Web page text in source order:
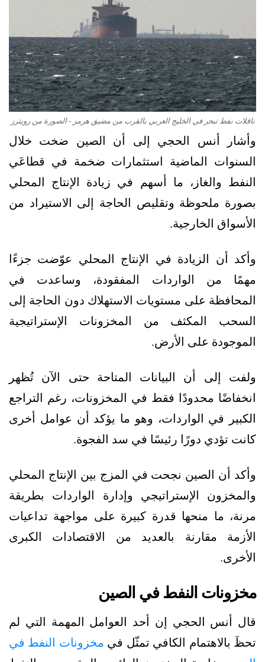
ناقلات نفط تبحر في الخليج العربي بالقرب من مضيق هرمز - الصورة من رويترز
وأشار أنس الحجي إلى أن الصين ضخت خلال
السنوات الماضية استثمارات ضخمة في قطاعَي
النفط والغاز، ما أسهم في زيادة الإنتاج المحلي
بصورة ملحوظة وتقليص الحاجة إلى الاستيراد من
الأسواق الخارجية.
وأكد أن الزيادة في الإنتاج المحلي عوّضت جزءًا
مهمًا من الواردات المفقودة، وساعدت في
المحافظة على مستويات الاستهلاك دون الحاجة إلى
السحب المكثف من المخزونات الإستراتيجية
الموجودة على الأرض.
ولفت إلى أن البيانات المتاحة حتى الآن تُظهر
انخفاضًا محدودًا فقط في المخزونات، رغم التراجع
الكبير في الواردات، وهو ما يؤكد أن عوامل أخرى
كانت تؤدي دورًا رئيسًا في سد الفجوة.
وأكد أن الصين نجحت في المزج بين الإنتاج المحلي
والمخزون الإستراتيجي وإدارة الواردات بطريقة
مرنة، ما منحها قدرة كبيرة على مواجهة تداعيات
الأزمة مقارنة بالعديد من الاقتصادات الكبرى
الأخرى.
مخزونات النفط في الصين
قال أنس الحجي إن أحد العوامل المهمة التي لم
تحظَ بالاهتمام الكافي تمثّل في مخزونات النفط في